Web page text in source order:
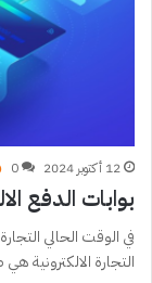
12 أكتوبر 2024 0
بوابات الدفع
في الوقت الحالي
التجارة الالكترونية